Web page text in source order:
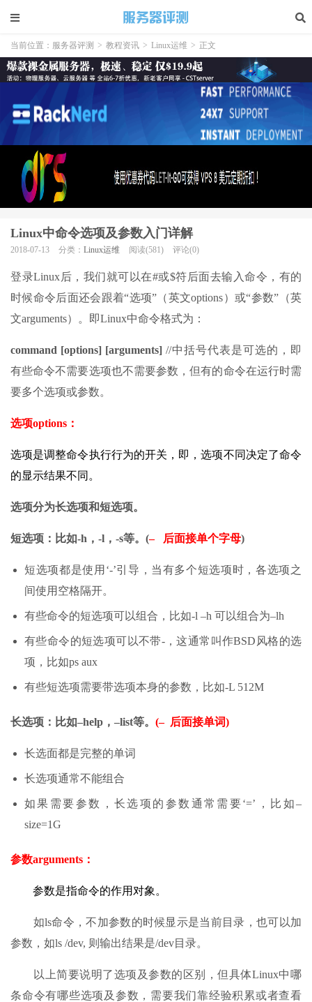
当前位置： 服务器评测 > 教程资讯 > Linux运维 > 正文
Linux中命令选项及参数入门详解
2018-07-13 分类： Linux运维 阅读(581) 评论(0)
登录Linux后，我们就可以在#或$符后面去输入命令，有的
时候命令后面还会跟着“选项”（英文options）或“参数”（英
文arguments）。即Linux中命令格式为：
command [options] [arguments] //中括号代表是可选的，即
有些命令不需要选项也不需要参数，但有的命令在运行时需
要多个选项或参数。
选项options ：
选项是调整命令执行行为的开关，即，选项不同决定了命令
的显示结果不同。
选项分为长选项和短选项。
短选项：比如-h，-l，-s等。(– 后面接单个字母)
短选项都是使用‘-’引导，当有多个短选项时，各选项之
间使用空格隔开。
有些命令的短选项可以组合，比如-l –h 可以组合为–lh
有些命令的短选项可以不带-，这通常叫作BSD风格的选
项，比如ps aux
有些短选项需要带选项本身的参数，比如-L 512M
长选项：比如–help，–list等。 (– 后面接单词)
长选面都是完整的单词
长选项通常不能组合
如果需要参数，长选项的参数通常需要‘=’，比如–
size=1G
参数arguments ：
参数是指命令的作用对象。
如ls命令，不加参数的时候显示是当前目录，也可以加
参数，如ls /dev, 则输出结果是/dev目录。
以上简要说明了选项及参数的区别，但具体Linux中哪
条命令有哪些选项及参数，需要我们靠经验积累或者查看